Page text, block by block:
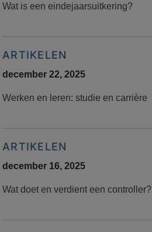
Wat is een eindejaarsuitkering?
ARTIKELEN
december 22, 2025
Werken en leren: studie en carrière
ARTIKELEN
december 16, 2025
Wat doet en verdient een controller?